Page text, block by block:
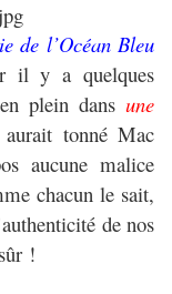
de l’Océan Bleu
il y a quelques
plein dans une
tonné Mac
aucune malice
chacun le sait,
de nos
!